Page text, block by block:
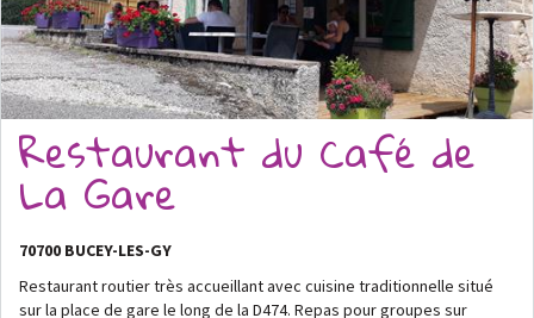
Restaurant du Café de
La Gare
70700 BUCEY-LES-GY
Restaurant routier très accueillant avec cuisine traditionnelle situé
sur la place de gare le long de la D474. Repas pour groupes sur